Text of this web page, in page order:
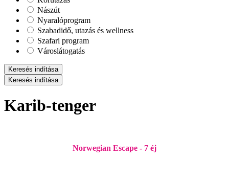
Nászút
Nyaralóprogram
Szabadidő, utazás és wellness
Szafari program
Városlátogatás
Keresés indítása
Keresés indítása
Karib-tenger
Norwegian Escape - 7 éj